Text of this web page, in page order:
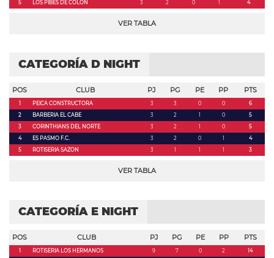
5 LOS PIBES DE COLON 3 2 0 1 4
VER TABLA
CATEGORÍA D NIGHT
POS CLUB PJ PG PE PP PTS
1 PEICA CONSTRUCTORA 3 3 0 0
6
2
BARBERIA EL CABE 3 2 1 0
5
3
CORINTHIANS DEL NORTE 3 2 1 0
5
4
ES PASMO F.C. 3 2 0 1
4
5
ROTISERIA SAZON 3 1 1 1 3
VER TABLA
CATEGORÍA E NIGHT
POS CLUB PJ PG PE PP PTS
1 ROTISERIA LOS HERMANOS 9 7 0 2
14